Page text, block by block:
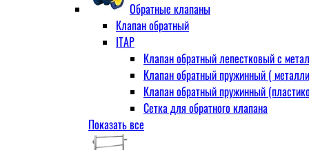
Угловой
Тройник
Тройник переходной
Тройник равный
Угольник
ВВ
ВН
Обратные клапаны
Клапан обратный
ITAP
Клапан обратный лепестковый с
Клапан обратный пружинный (
Клапан обратный пружинный
Сетка для обратного клапана
VALTEC
АДЛ
Показать все